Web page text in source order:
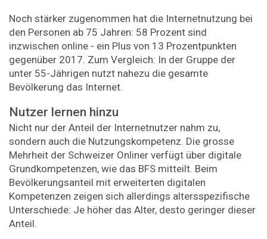
Noch stärker zugenommen hat die Internetnutzung bei
den Personen ab 75 Jahren: 58 Prozent sind
inzwischen online - ein Plus von 13 Prozentpunkten
gegenüber 2017. Zum Vergleich: In der Gruppe der
unter 55-Jährigen nutzt nahezu die gesamte
Bevölkerung das Internet.
Nutzer lernen hinzu
Nicht nur der Anteil der Internetnutzer nahm zu,
sondern auch die Nutzungskompetenz. Die grosse
Mehrheit der Schweizer Onliner verfügt über digitale
Grundkompetenzen, wie das BFS mitteilt. Beim
Bevölkerungsanteil mit erweiterten digitalen
Kompetenzen zeigen sich allerdings altersspezifische
Unterschiede: Je höher das Alter, desto geringer dieser
Anteil.